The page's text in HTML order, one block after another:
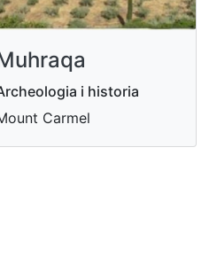
i historia
Carmel